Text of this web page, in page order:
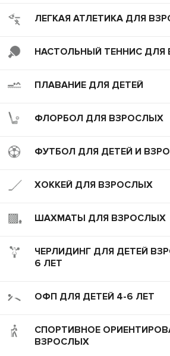
ЛЕГКАЯ АТЛЕТИКА ДЛЯ
НАСТОЛЬНЫЙ ТЕННИС ДЛЯ
ПЛАВАНИЕ ДЛЯ ДЕТЕЙ
ФЛОРБОЛ ДЛЯ ВЗРОСЛЫХ
ФУТБОЛ ДЛЯ ДЕТЕЙ И
ХОККЕЙ ДЛЯ ВЗРОСЛЫХ
ШАХМАТЫ ДЛЯ ВЗРОСЛЫХ
ЧЕРЛИДИНГ ДЛЯ ДЕТЕЙ
6 ЛЕТ
ОФП ДЛЯ ДЕТЕЙ 4-6 ЛЕТ
СПОРТИВНОЕ
ВЗРОСЛЫХ